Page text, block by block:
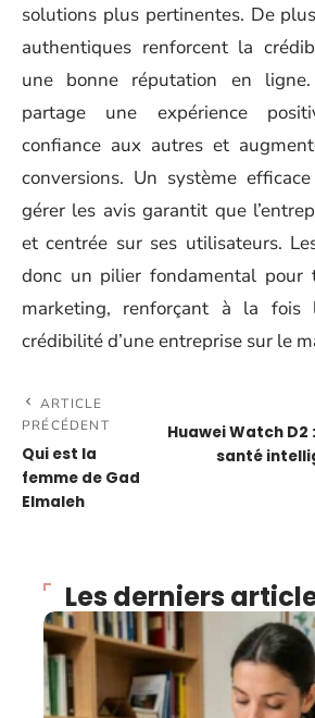
solutions plus pertinentes. De
authentiques renforcent la
une bonne réputation en ligne.
partage une expérience
confiance aux autres et
conversions. Un système
gérer les avis garantit que
et centrée sur ses utilisateurs.
donc un pilier fondamental pour
marketing, renforçant à la
crédibilité d’une entreprise sur le
ARTICLE
PRÉCÉDENT
Qui est la
femme de Gad
Elmaleh
Huawei Watch
santé
Les derniers